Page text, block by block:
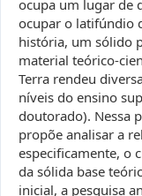
ocupa um lugar de
ocupar o latifúndio
história, um sólido
material teórico-
Terra rendeu
níveis do ensino
doutorado). Nessa
propõe analisar a
especificamente, o
da sólida base
inicial, a pesquisa